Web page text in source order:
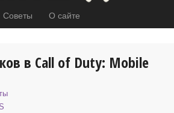
Советы О сайте
в Call of Duty: Mobile